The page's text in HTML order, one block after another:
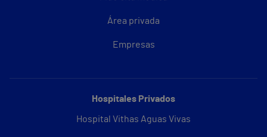
Área privada
Empresas
Hospitales Privados
Hospital Vithas Aguas Vivas